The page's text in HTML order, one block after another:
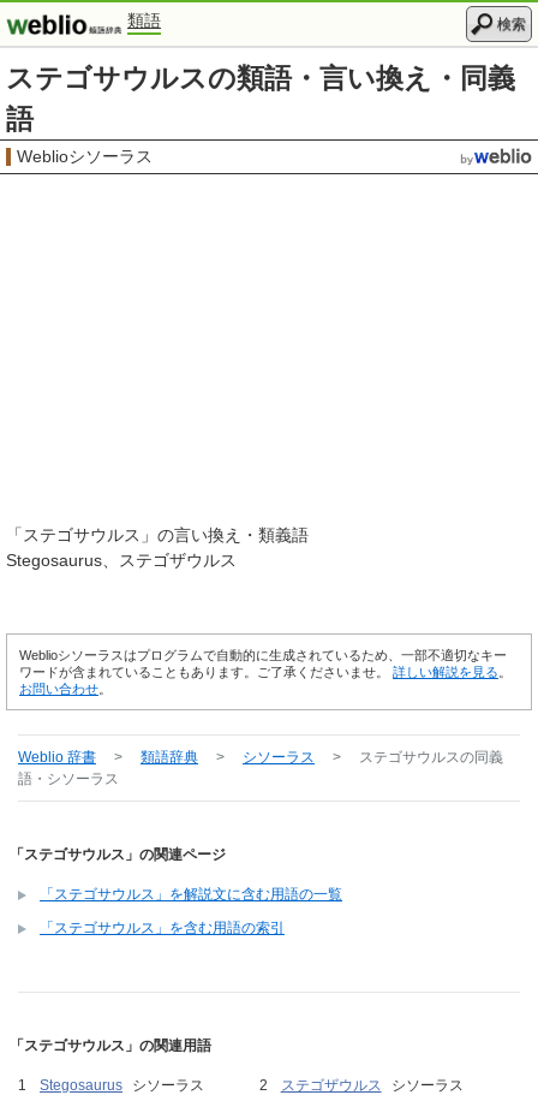
類語 検索
ステゴサウルスの類語・言い換え・同義
語
Weblioシソーラス
「 ステゴサウルス 」の言い換え・類義語
Stegosaurus
ステゴザウルス
Weblioシソーラスはプログラムで自動的に生成されているため、一部不適切なキー
ワードが含まれていることもあります。ご了承くださいませ。 詳しい解説を見る
お問い合わせ
Weblio 辞書 > 類語辞典 > シソーラス > ステゴサウルスの同義
語・シソーラス
「ステゴサウルス」の関連ページ
「ステゴサウルス」を解説文に含む用語の一覧
「ステゴサウルス」を含む用語の索引
「ステゴサウルス」の関連用語
Stegosaurus シソーラス ステゴザウルス シソーラス